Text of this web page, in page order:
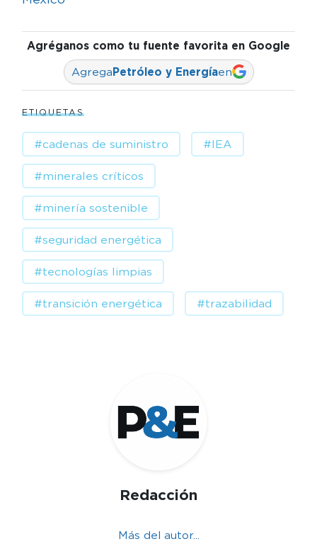
Agréganos como tu fuente favorita en Google
AgregaPetróleo y Energíaen
ETIQUETAS
#cadenas de suministro #IEA
#minerales críticos
#minería sostenible
#seguridad energética
#tecnologías limpias
#transición energética #trazabilidad
Redacción
Más del autor...